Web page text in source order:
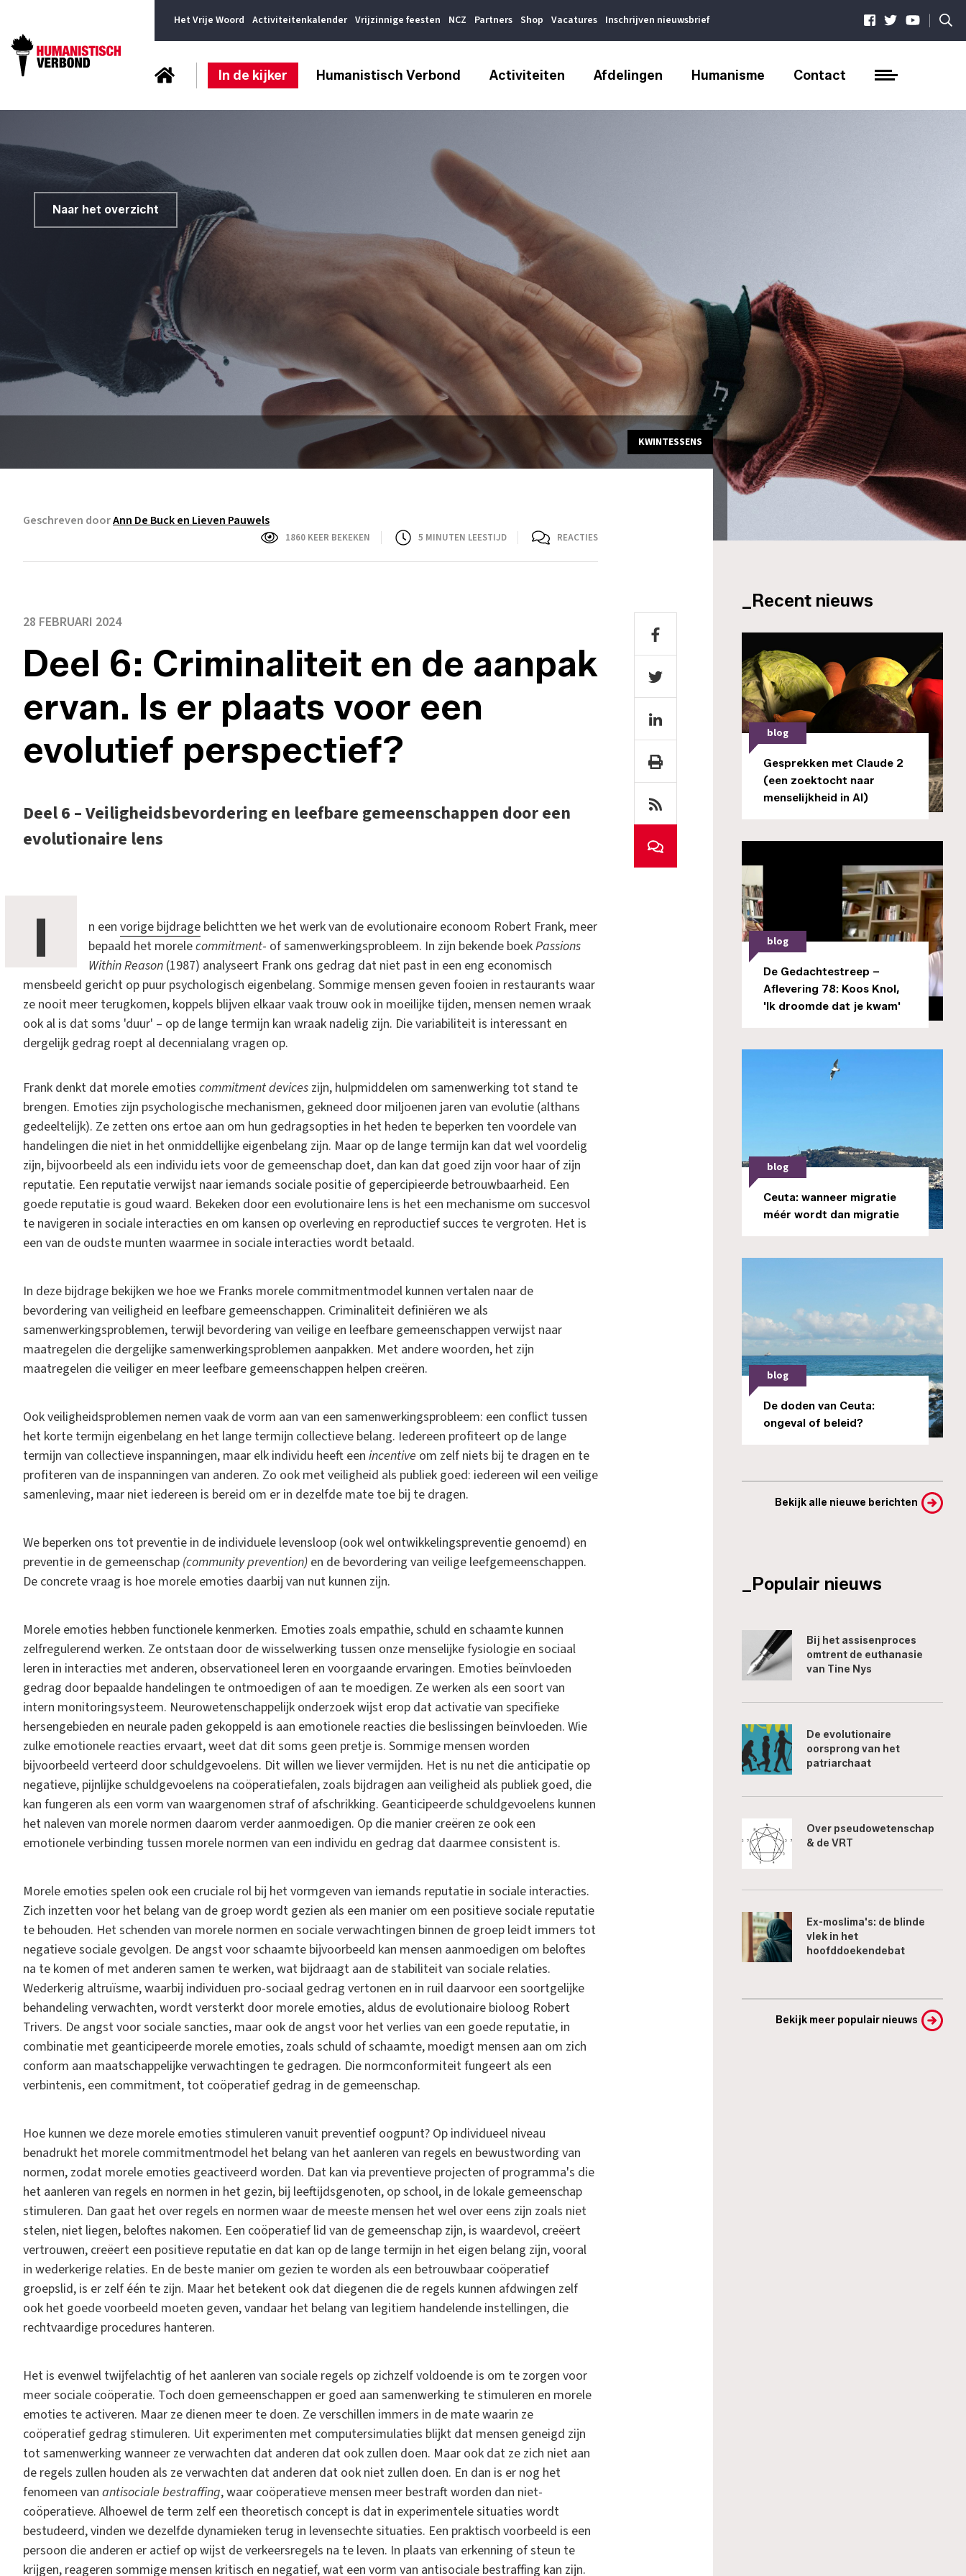
Het Vrije Woord Activiteitenkalender Vrijzinnige feesten NCZ Partners Shop Vacatures Inschrijven nieuwsbrief |
In de kijker Humanistisch Verbond Activiteiten Afdelingen Humanisme Contact
Naar het overzicht
KWINTESSENS
Geschreven doorAnn De Buck en Lieven Pauwels
1860 KEER BEKEKEN 5 MINUTEN LEESTIJD REACTIES
28 FEBRUARI 2024
Deel 6: Criminaliteit en de aanpak
ervan. Is er plaats voor een
evolutief perspectief?
Deel 6 – Veiligheidsbevordering en leefbare gemeenschappen door een
evolutionaire lens
I n een vorige bijdrage belichtten we het werk van de evolutionaire econoom Robert Frank, meer
bepaald het morelecommitment- of samenwerkingsprobleem. In zijn bekende boekPassions
Within Reason (1987) analyseert Frank ons gedrag dat niet past in een eng economisch
mensbeeld gericht op puur psychologisch eigenbelang. Sommige mensen geven fooien in restaurants waar
ze nooit meer terugkomen, koppels blijven elkaar vaak trouw ook in moeilijke tijden, mensen nemen wraak
ook al is dat soms 'duur' – op de lange termijn kan wraak nadelig zijn. Die variabiliteit is interessant en
dergelijk gedrag roept al decennialang vragen op.
Frank denkt dat morele emoties commitment devices zijn, hulpmiddelen om samenwerking tot stand te
brengen. Emoties zijn psychologische mechanismen, gekneed door miljoenen jaren van evolutie (althans
gedeeltelijk). Ze zetten ons ertoe aan om hun gedragsopties in het heden te beperken ten voordele van
handelingen die niet in het onmiddellijke eigenbelang zijn. Maar op de lange termijn kan dat wel voordelig
zijn, bijvoorbeeld als een individu iets voor de gemeenschap doet, dan kan dat goed zijn voor haar of zijn
reputatie. Een reputatie verwijst naar iemands sociale positie of gepercipieerde betrouwbaarheid. Een
goede reputatie is goud waard. Bekeken door een evolutionaire lens is het een mechanisme om succesvol
te navigeren in sociale interacties en om kansen op overleving en reproductief succes te vergroten. Het is
een van de oudste munten waarmee in sociale interacties wordt betaald.
In deze bijdrage bekijken we hoe we Franks morele commitmentmodel kunnen vertalen naar de
bevordering van veiligheid en leefbare gemeenschappen. Criminaliteit definiëren we als
samenwerkingsproblemen, terwijl bevordering van veilige en leefbare gemeenschappen verwijst naar
maatregelen die dergelijke samenwerkingsproblemen aanpakken. Met andere woorden, het zijn
maatregelen die veiliger en meer leefbare gemeenschappen helpen creëren.
Ook veiligheidsproblemen nemen vaak de vorm aan van een samenwerkingsprobleem: een conflict tussen
het korte termijn eigenbelang en het lange termijn collectieve belang. Iedereen profiteert op de lange
termijn van collectieve inspanningen, maar elk individu heeft een incentive om zelf niets bij te dragen en te
profiteren van de inspanningen van anderen. Zo ook met veiligheid als publiek goed: iedereen wil een veilige
samenleving, maar niet iedereen is bereid om er in dezelfde mate toe bij te dragen.
We beperken ons tot preventie in de individuele levensloop (ook wel ontwikkelingspreventie genoemd) en
preventie in de gemeenschap (community prevention) en de bevordering van veilige leefgemeenschappen.
De concrete vraag is hoe morele emoties daarbij van nut kunnen zijn.
Morele emoties hebben functionele kenmerken. Emoties zoals empathie, schuld en schaamte kunnen
zelfregulerend werken. Ze ontstaan door de wisselwerking tussen onze menselijke fysiologie en sociaal
leren in interacties met anderen, observationeel leren en voorgaande ervaringen. Emoties beïnvloeden
gedrag door bepaalde handelingen te ontmoedigen of aan te moedigen. Ze werken als een soort van
intern monitoringsysteem. Neurowetenschappelijk onderzoek wijst erop dat activatie van specifieke
hersengebieden en neurale paden gekoppeld is aan emotionele reacties die beslissingen beïnvloeden. Wie
zulke emotionele reacties ervaart, weet dat dit soms geen pretje is. Sommige mensen worden
bijvoorbeeld verteerd door schuldgevoelens. Dit willen we liever vermijden. Het is nu net die anticipatie op
negatieve, pijnlijke schuldgevoelens na coöperatiefalen, zoals bijdragen aan veiligheid als publiek goed, die
kan fungeren als een vorm van waargenomen straf of afschrikking. Geanticipeerde schuldgevoelens kunnen
het naleven van morele normen daarom verder aanmoedigen. Op die manier creëren ze ook een
emotionele verbinding tussen morele normen van een individu en gedrag dat daarmee consistent is.
Morele emoties spelen ook een cruciale rol bij het vormgeven van iemands reputatie in sociale interacties.
Zich inzetten voor het belang van de groep wordt gezien als een manier om een positieve sociale reputatie
te behouden. Het schenden van morele normen en sociale verwachtingen binnen de groep leidt immers tot
negatieve sociale gevolgen. De angst voor schaamte bijvoorbeeld kan mensen aanmoedigen om beloftes
na te komen of met anderen samen te werken, wat bijdraagt aan de stabiliteit van sociale relaties.
Wederkerig altruïsme, waarbij individuen pro-sociaal gedrag vertonen en in ruil daarvoor een soortgelijke
behandeling verwachten, wordt versterkt door morele emoties, aldus de evolutionaire bioloog Robert
Trivers. De angst voor sociale sancties, maar ook de angst voor het verlies van een goede reputatie, in
combinatie met geanticipeerde morele emoties, zoals schuld of schaamte, moedigt mensen aan om zich
conform aan maatschappelijke verwachtingen te gedragen. Die normconformiteit fungeert als een
verbintenis, een commitment, tot coöperatief gedrag in de gemeenschap.
Hoe kunnen we deze morele emoties stimuleren vanuit preventief oogpunt? Op individueel niveau
benadrukt het morele commitmentmodel het belang van het aanleren van regels en bewustwording van
normen, zodat morele emoties geactiveerd worden. Dat kan via preventieve projecten of programma's die
het aanleren van regels en normen in het gezin, bij leeftijdsgenoten, op school, in de lokale gemeenschap
stimuleren. Dan gaat het over regels en normen waar de meeste mensen het wel over eens zijn zoals niet
stelen, niet liegen, beloftes nakomen. Een coöperatief lid van de gemeenschap zijn, is waardevol, creëert
vertrouwen, creëert een positieve reputatie en dat kan op de lange termijn in het eigen belang zijn, vooral
in wederkerige relaties. En de beste manier om gezien te worden als een betrouwbaar coöperatief
groepslid, is er zelf één te zijn. Maar het betekent ook dat diegenen die de regels kunnen afdwingen zelf
ook het goede voorbeeld moeten geven, vandaar het belang van legitiem handelende instellingen, die
rechtvaardige procedures hanteren.
Het is evenwel twijfelachtig of het aanleren van sociale regels op zichzelf voldoende is om te zorgen voor
meer sociale coöperatie. Toch doen gemeenschappen er goed aan samenwerking te stimuleren en morele
emoties te activeren. Maar ze dienen meer te doen. Ze verschillen immers in de mate waarin ze
coöperatief gedrag stimuleren. Uit experimenten met computersimulaties blijkt dat mensen geneigd zijn
tot samenwerking wanneer ze verwachten dat anderen dat ook zullen doen. Maar ook dat ze zich niet aan
de regels zullen houden als ze verwachten dat anderen dat ook niet zullen doen. En dan is er nog het
fenomeen van antisociale bestraffing, waar coöperatieve mensen meer bestraft worden dan niet-
coöperatieve. Alhoewel de term zelf een theoretisch concept is dat in experimentele situaties wordt
bestudeerd, vinden we dezelfde dynamieken terug in levensechte situaties. Een praktisch voorbeeld is een
persoon die anderen er actief op wijst de verkeersregels na te leven. In plaats van erkenning of steun te
krijgen, reageren sommige mensen kritisch en negatief, wat een vorm van antisociale bestraffing kan zijn.
_Recent nieuws
blog
Gesprekken met Claude 2
(een zoektocht naar
menselijkheid in AI)
blog
De Gedachtestreep –
Aflevering 78: Koos Knol,
'Ik droomde dat je kwam'
blog
Ceuta: wanneer migratie
méér wordt dan migratie
blog
De doden van Ceuta:
ongeval of beleid?
Bekijk alle nieuwe berichten
_Populair nieuws
Bij het assisenproces
omtrent de euthanasie
van Tine Nys
De evolutionaire
oorsprong van het
patriarchaat
Over pseudowetenschap
& de VRT
Ex-moslima's: de blinde
vlek in het
hoofddoekendebat
Bekijk meer populair nieuws